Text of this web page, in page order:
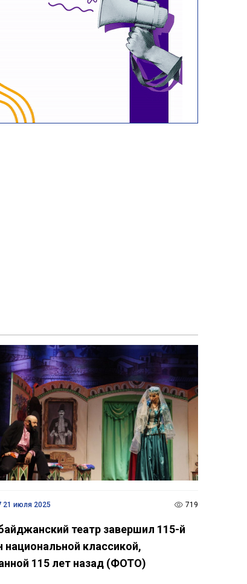
21 июля 2025 719
театр завершил 115-й
национальной классикой,
115 лет назад (ФОТО)